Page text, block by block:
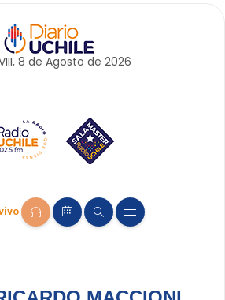
8 de Agosto de 2026